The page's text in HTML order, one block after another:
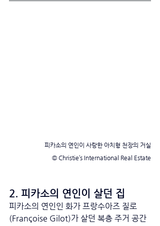
피카소의 연인이 사랑한 아치형 천장의 거실
© Christie’s International Real Estate
2. 피카소의 연인이 살던 집
피카소의 연인인 화가 프랑수아즈 질로
(Françoise Gilot)가 살던 복층 주거 공간